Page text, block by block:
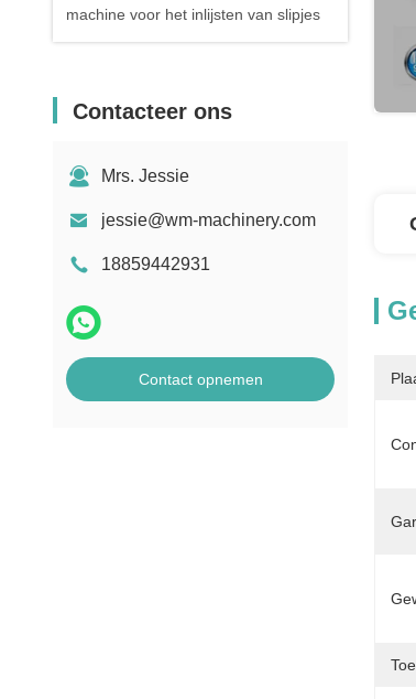
machine voor het inlijsten van slipjes
Contacteer ons
Mrs. Jessie
jessie@wm-machinery.com
18859442931
Contact opnemen